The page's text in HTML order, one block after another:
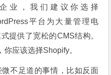
业，我们建议你选择
平台为大量管理电
提供了宽松的CMS结构。
应该选择Shopify。
不足道的事情，比如反面